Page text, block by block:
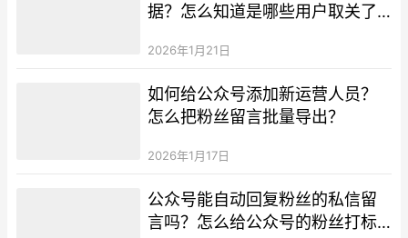
据？怎么知道是哪些用户取关了
2026年1月21日
如何给公众号添加新运营人员？
怎么把粉丝留言批量导出？
2026年1月17日
公众号能自动回复粉丝的私信留
言吗？怎么给公众号的粉丝打标